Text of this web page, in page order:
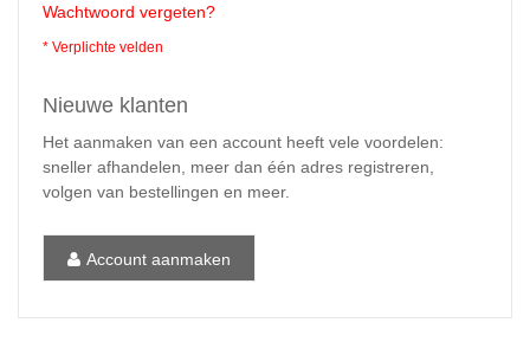
Wachtwoord vergeten?
Nieuwe klanten
Het aanmaken van een account heeft vele voordelen:
sneller afhandelen, meer dan één adres registreren,
volgen van bestellingen en meer.
Account aanmaken